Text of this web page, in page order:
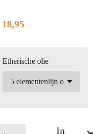
18,95
Etherische olie
In